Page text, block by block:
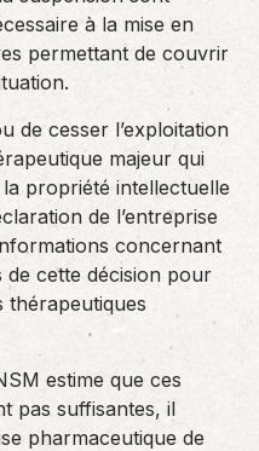
à la mise en
permettant de couvrir
de cesser l’exploitation
majeur qui
propriété intellectuelle
de l’entreprise
concernant
de cette décision pour
thérapeutiques
estime que ces
pas suffisantes, il
pharmaceutique de